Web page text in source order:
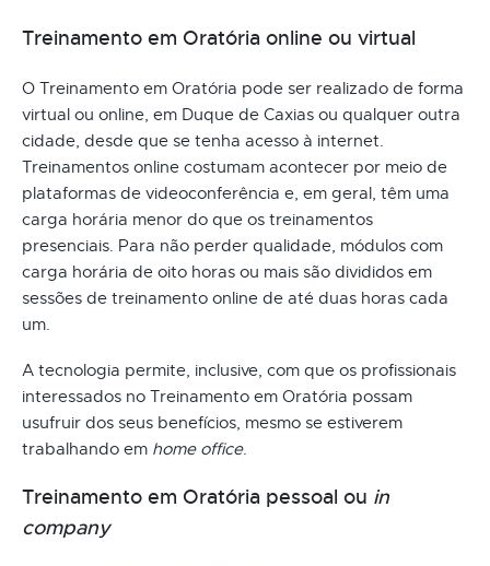
Treinamento em Oratória online ou virtual
O Treinamento em Oratória pode ser realizado de forma
virtual ou online, em Duque de Caxias ou qualquer outra
cidade, desde que se tenha acesso à internet.
Treinamentos online costumam acontecer por meio de
plataformas de videoconferência e, em geral, têm uma
carga horária menor do que os treinamentos
presenciais. Para não perder qualidade, módulos com
carga horária de oito horas ou mais são divididos em
sessões de treinamento online de até duas horas cada
um.
A tecnologia permite, inclusive, com que os profissionais
interessados no Treinamento em Oratória possam
usufruir dos seus benefícios, mesmo se estiverem
trabalhando em home office.
Treinamento em Oratória pessoal ou in
company